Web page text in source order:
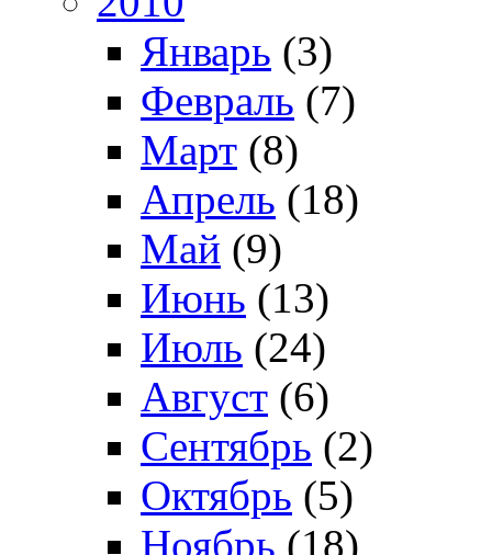
Январь (3)
Февраль (7)
Март (8)
Апрель (18)
Май (9)
Июнь (13)
Июль (24)
Август (6)
Сентябрь (2)
Октябрь (5)
Ноябрь (18)